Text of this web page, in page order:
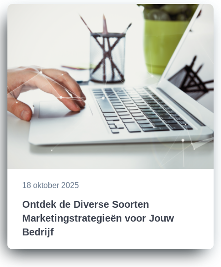
18 oktober 2025
Ontdek de Diverse Soorten
Marketingstrategieën voor Jouw
Bedrijf